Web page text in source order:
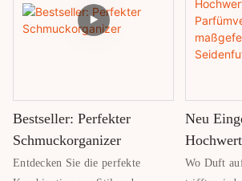
Werten Sie Ihr Produkt auf und
stärken Sie Ihre Markenidentität.
Bestseller: Perfekter
Schmuckorganizer
Entdecken Sie die perfekte
Neu
Wo Duft